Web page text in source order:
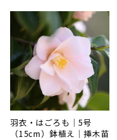
羽衣・はごろも｜5号
（15cm）鉢植え｜挿木苗